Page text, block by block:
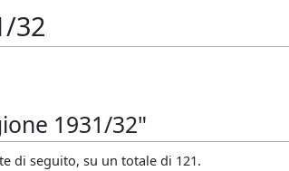
32
1931/32"
di seguito, su un totale di 121.